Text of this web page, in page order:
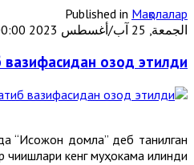
Published in Мақолалар
الجمعة, 25 آب/أغسطس 2023 00:00
озод этилди
“Исоқжон домла” деб танилган
кенг муҳокама қилинди.